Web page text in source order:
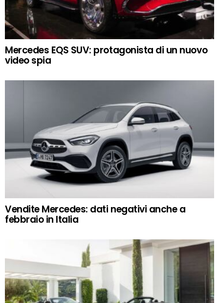
Mercedes EQS SUV: protagonista di un nuovo
video spia
Vendite Mercedes: dati negativi anche a
febbraio in Italia